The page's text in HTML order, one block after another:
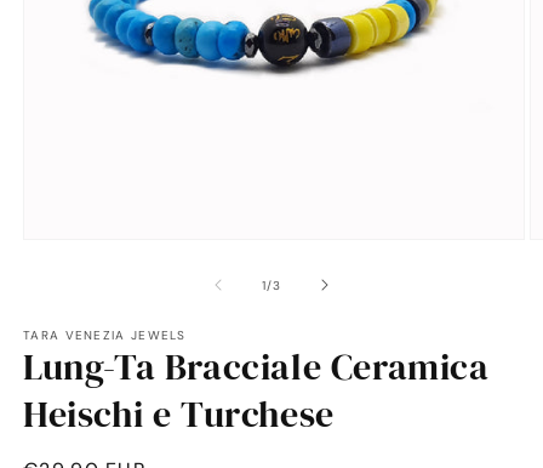
finestra
modale
1/su
3
TARA VENEZIA JEWELS
Lung-Ta Bracciale Ceramica
Heischi e Turchese